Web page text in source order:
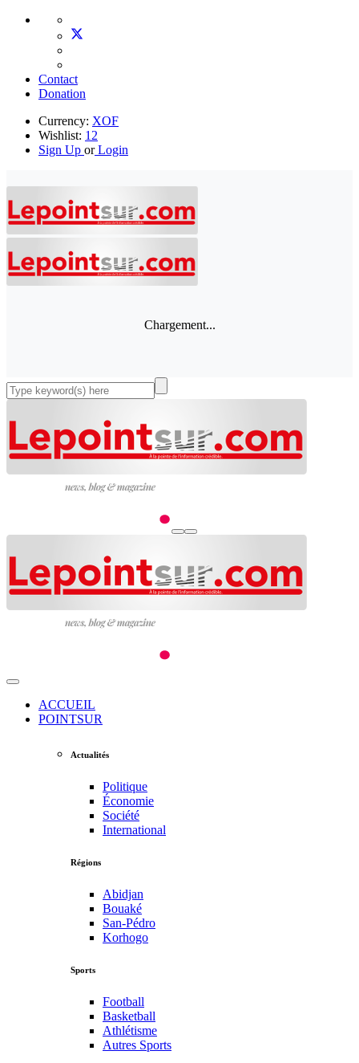
Contact
Donation
Currency: XOF
Wishlist: 12
Sign Up orLogin
Chargement...
ACCUEIL
POINTSUR
Actualités
Politique
Économie
Société
International
Régions
Abidjan
Bouaké
San-Pédro
Korhogo
Sports
Football
Basketball
Athlétisme
Autres Sports